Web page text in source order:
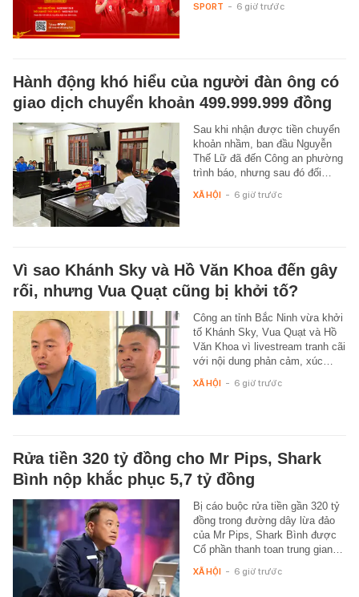
SPORT - 6 giờ trước
Hành động khó hiểu của người đàn ông có
giao dịch chuyển khoản 499.999.999 đồng
Sau khi nhận được tiền chuyển
khoản nhầm, ban đầu Nguyễn
Thế Lữ đã đến Công an phường
trình báo, nhưng sau đó đối…
XÃ HỘI - 6 giờ trước
Vì sao Khánh Sky và Hồ Văn Khoa đến gây
rối, nhưng Vua Quạt cũng bị khởi tố?
Công an tỉnh Bắc Ninh vừa khởi
tố Khánh Sky, Vua Quạt và Hồ
Văn Khoa vì livestream tranh cãi
với nội dung phản cảm, xúc…
XÃ HỘI - 6 giờ trước
Rửa tiền 320 tỷ đồng cho Mr Pips, Shark
Bình nộp khắc phục 5,7 tỷ đồng
Bị cáo buộc rửa tiền gần 320 tỷ
đồng trong đường dây lừa đảo
của Mr Pips, Shark Bình được
Cổ phần thanh toan trung gian…
XÃ HỘI - 6 giờ trước